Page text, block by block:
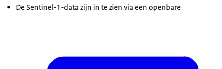
De Sentinel-1-data zijn in te zien via een openbare